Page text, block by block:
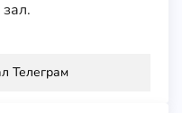
Телеграм